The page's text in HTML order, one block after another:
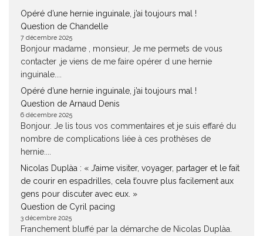
Opéré d’une hernie inguinale, j’ai toujours mal !
Question de Chandelle
7 décembre 2025
Bonjour madame , monsieur, Je me permets de vous
contacter ,je viens de me faire opérer d une hernie
inguinale....
Opéré d’une hernie inguinale, j’ai toujours mal !
Question de Arnaud Denis
6 décembre 2025
Bonjour. Je lis tous vos commentaires et je suis effaré du
nombre de complications liée à ces prothèses de
hernie....
Nicolas Duplàa : « J’aime visiter, voyager, partager et le fait
de courir en espadrilles, cela t’ouvre plus facilement aux
gens pour discuter avec eux. »
Question de Cyril pacing
3 décembre 2025
Franchement bluffé par la démarche de Nicolas Duplàa.